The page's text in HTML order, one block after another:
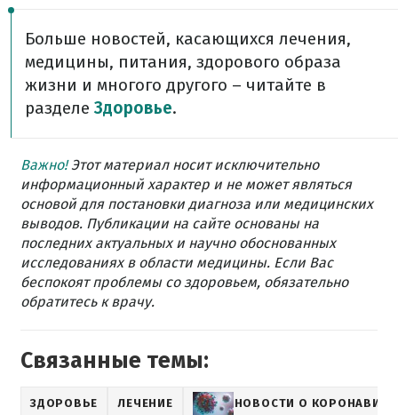
Больше новостей, касающихся лечения,
медицины, питания, здорового образа
жизни и многого другого – читайте в
разделе Здоровье.
Важно!Этот материал носит исключительно
информационный характер и не может являться
основой для постановки диагноза или медицинских
выводов. Публикации на сайте основаны на
последних актуальных и научно обоснованных
исследованиях в области медицины. Если Вас
беспокоят проблемы со здоровьем, обязательно
обратитесь к врачу.
Связанные темы:
ЗДОРОВЬЕ ЛЕЧЕНИЕ НОВОСТИ О